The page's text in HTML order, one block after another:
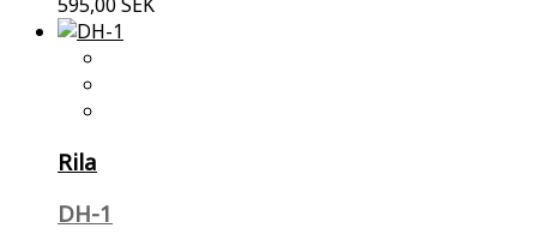
Rila
DH-1